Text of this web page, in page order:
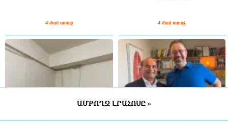
4 ժամ առաջ 4 ժամ առաջ
ԱՄԲՈՂՋ ԼՐԱՀՈՍԸ »